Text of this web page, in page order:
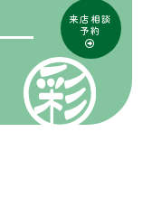
来店相談
予約